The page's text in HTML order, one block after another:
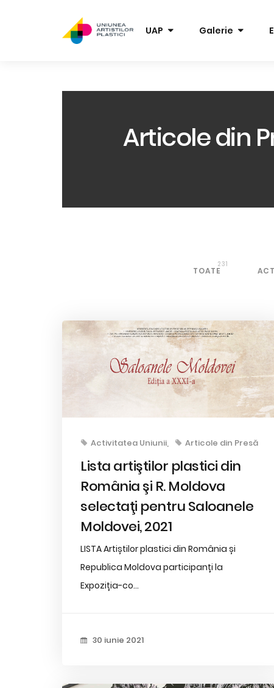
UAP Galerie
Articole din
TOATE
231
Activitatea Uniunii Articole din Presă
Lista artiştilor plastici din
România şi R. Moldova
selectaţi pentru Saloanele
Moldovei, 2021
LISTA Artiștilor plastici din România și
Republica Moldova participanți la
Expoziția-co...
30 iunie 2021